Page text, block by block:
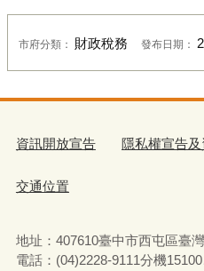
市府分類： 財政稅務 發布日期：
資訊開放宣告 隱私權宣告
交通位置
地址：407610臺中市西屯區臺
電話：(04)2228-9111分機